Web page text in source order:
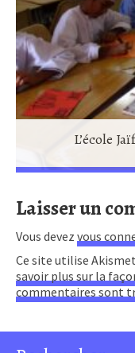
L’école
Laisser un
Vous devez vous
Ce site utilise
savoir plus sur la
commentaires sont